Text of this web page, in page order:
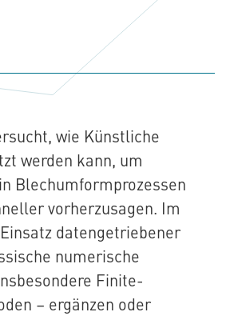
wie Künstliche
werden kann, um
Blechumformprozessen
vorherzusagen. Im
datengetriebener
numerische
Finite-
– ergänzen oder